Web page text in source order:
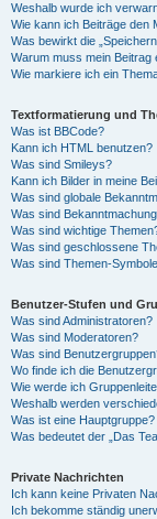
Weshalb wurde ich
Wie kann ich Beiträge den
Was bewirkt die
Warum muss mein Beitrag
Wie markiere ich ein
Textformatierung und
Was ist BBCode?
Kann ich HTML benutzen?
Was sind Smileys?
Kann ich Bilder in meine
Was sind globale
Was sind
Was sind wichtige
Was sind geschlossene
Was sind Themen-
Benutzer-Stufen und
Was sind Administratoren?
Was sind Moderatoren?
Was sind
Wo finde ich die
Wie werde ich
Weshalb werden
Was ist eine Hauptgruppe?
Was bedeutet der „Das
Private Nachrichten
Ich kann keine Privaten
Ich bekomme ständig